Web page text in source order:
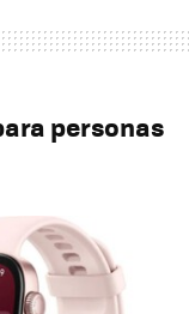
personas